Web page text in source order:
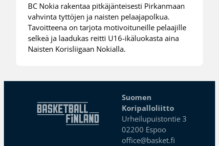
BC Nokia rakentaa pitkäjänteisesti Pirkanmaan
vahvinta tyttöjen ja naisten pelaajapolkua.
Tavoitteena on tarjota motivoituneille pelaajille
selkeä ja laadukas reitti U16-ikäluokasta aina
Naisten Korisliigaan Nokialla.
Suomen
Koripalloliitto
Urheilupuistontie 3
02200 Espoo
office@basket.fi